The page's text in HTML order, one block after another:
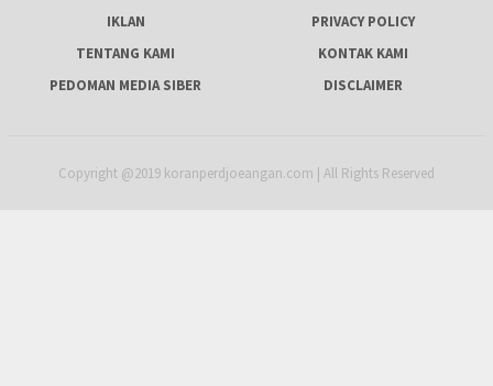
IKLAN
PRIVACY POLICY
TENTANG KAMI
KONTAK KAMI
PEDOMAN MEDIA SIBER
DISCLAIMER
Copyright @2019 koranperdjoeangan.com | All Rights Reserved